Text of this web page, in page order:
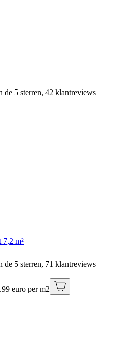
de 5 sterren, 42 klantreviews
m²
de 5 sterren, 71 klantreviews
euro per m2